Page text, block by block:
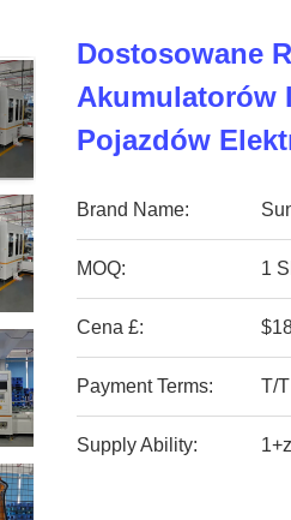
Dostosowane
Akumulatorów
Pojazdów
Brand Name:
MOQ: 1
Cena £:
Payment Terms: T/T
Supply Ability: